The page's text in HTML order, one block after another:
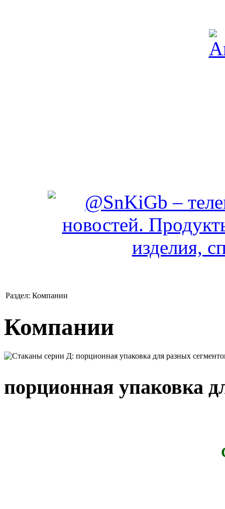
Раздел: Компании
Компании
порционная упаковка